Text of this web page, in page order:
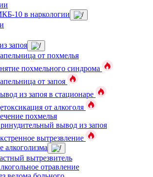
10 в наркологии
запоя
от похмелья
похмельного синдрома
от запоя
из запоя в стационаре
от алкоголя
похмелья
вывод из запоя
вытрезвление
алкоголизма
вытрезвитель
отравление